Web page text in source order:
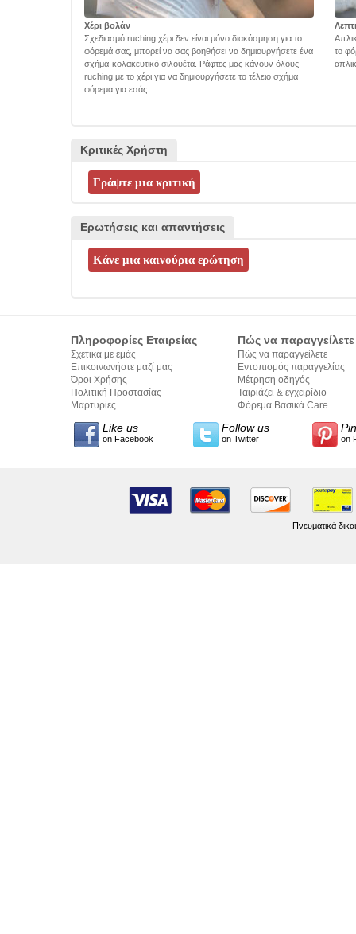
Χέρι βολάν
Σχεδιασμό ruching χέρι δεν είναι μόνο διακόσμηση για το
φόρεμά σας, μπορεί να σας βοηθήσει να δημιουργήσετε ένα
σχήμα-κολακευτικό σιλουέτα. Ράφτες μας κάνουν όλους
ruching με το χέρι για να δημιουργήσετε το τέλειο σχήμα
φόρεμα για εσάς.
το
Κριτικές Χρήστη
Ερωτήσεις και απαντήσεις
Πληροφορίες Εταιρείας
Σχετικά με εμάς
Επικοινωνήστε μαζί μας
Όροι Χρήσης
Πολιτική Προστασίας
Προσωπικών Δεδομένων
Μαρτυρίες
Πώς να παραγγείλετε
Πώς να παραγγείλετε
Εντοπισμός παραγγελίας
Μέτρηση οδηγός
Ταιριάζει & εγχειρίδιο
σύνταξης κειμένων
Φόρεμα Βασικά Care
Like us
on Facebook
Follow us
on Twitter on
Πνευματικά